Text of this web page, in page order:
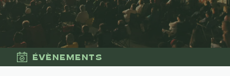
ÉVÈNEMENTS